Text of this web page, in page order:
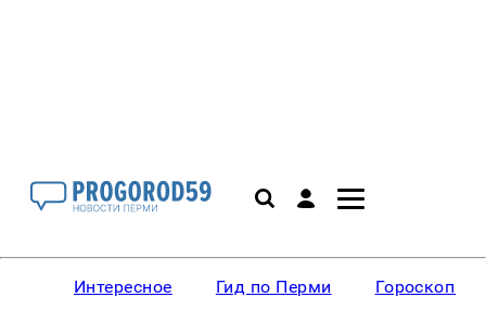
Интересное Гид по Перми Гороскопы